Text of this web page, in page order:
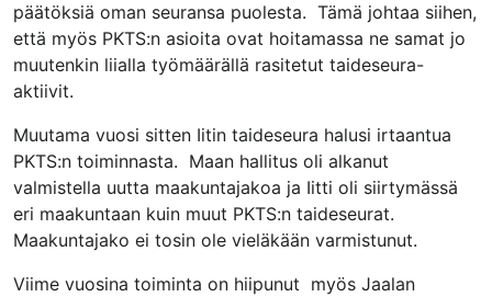
päätöksiä oman seuransa puolesta. Tämä johtaa siihen,
että myös PKTS:n asioita ovat hoitamassa ne samat jo
muutenkin liialla työmäärällä rasitetut taideseura-
aktiivit.
Muutama vuosi sitten Iitin taideseura halusi irtaantua
PKTS:n toiminnasta. Maan hallitus oli alkanut
valmistella uutta maakuntajakoa ja Iitti oli siirtymässä
eri maakuntaan kuin muut PKTS:n taideseurat.
Maakuntajako ei tosin ole vieläkään varmistunut.
Viime vuosina toiminta on hiipunut myös Jaalan